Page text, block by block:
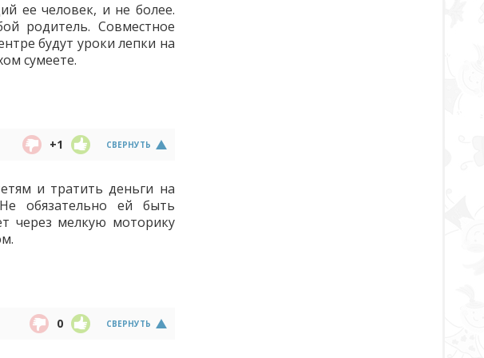
ее человек, и не более.
родитель. Совместное
будут уроки лепки на
сумеете.
СВЕРНУТЬ
+1
и тратить деньги на
обязательно ей быть
через мелкую моторику
СВЕРНУТЬ
0